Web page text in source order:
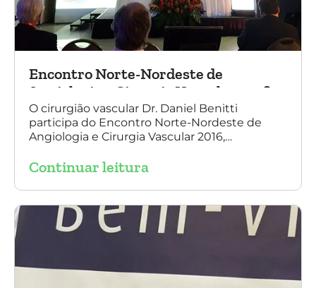
Encontro Norte-Nordeste de
Angiologia e Cirurgia Vascular 2016
O cirurgião vascular Dr. Daniel Benitti
participa do Encontro Norte-Nordeste de
Angiologia e Cirurgia Vascular 2016,
aneurisma da Aorta.
Continuar leitura